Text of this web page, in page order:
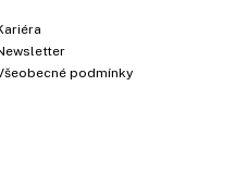
podmínky